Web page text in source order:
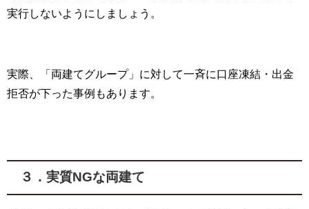
実行しないようにしましょう。
実際、「両建てグループ」に対して一斉に口座凍結・出金
拒否が下った事例もあります。
３．実質NGな両建て